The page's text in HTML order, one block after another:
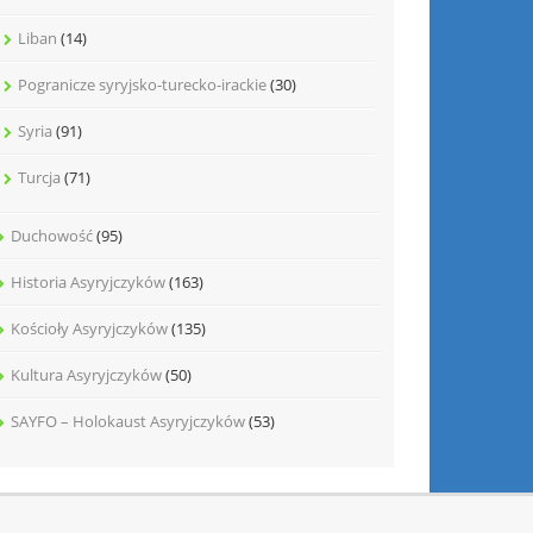
Liban (14)
Pogranicze syryjsko-turecko-irackie(30)
Syria (91)
Turcja (71)
Duchowość(95)
Historia Asyryjczyków(163)
Kościoły Asyryjczyków(135)
Kultura Asyryjczyków(50)
SAYFO – Holokaust Asyryjczyków(53)